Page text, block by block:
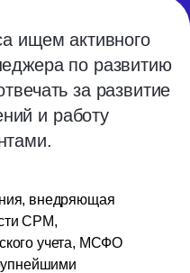
ищем активного
по развитию
за развитие
и работу
внедряющая
CPM,
учета, МСФО